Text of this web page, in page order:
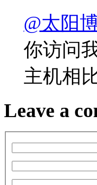
@太阳
你访问
主机相
Leave a